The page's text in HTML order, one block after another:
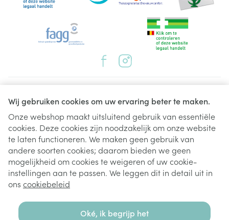
Wij gebruiken cookies om uw ervaring beter te maken.
Onze webshop maakt uitsluitend gebruik van essentiële
cookies. Deze cookies zijn noodzakelijk om onze website
te laten functioneren. We maken geen gebruik van
andere soorten cookies; daarom bieden we geen
mogelijkheid om cookies te weigeren of uw cookie-
instellingen aan te passen. We leggen dit in detail uit in
ons cookiebeleid
Oké, ik begrijp het
Juridische links